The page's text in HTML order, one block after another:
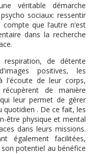
véritable démarche
sociaux: ressentir
que l’autre n’est
dans la recherche
de détente
positives, les
l'écoute de leur corps,
de manière
leur permet de gérer
quotidien . De ce fait, les
être physique et mental
dans leurs missions.
également facilitées,
potentiel au bénéfice